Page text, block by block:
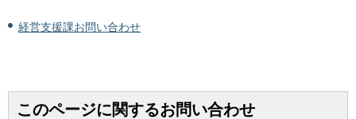
経営支援課お問い合わせ
このページに関するお問い合わせ